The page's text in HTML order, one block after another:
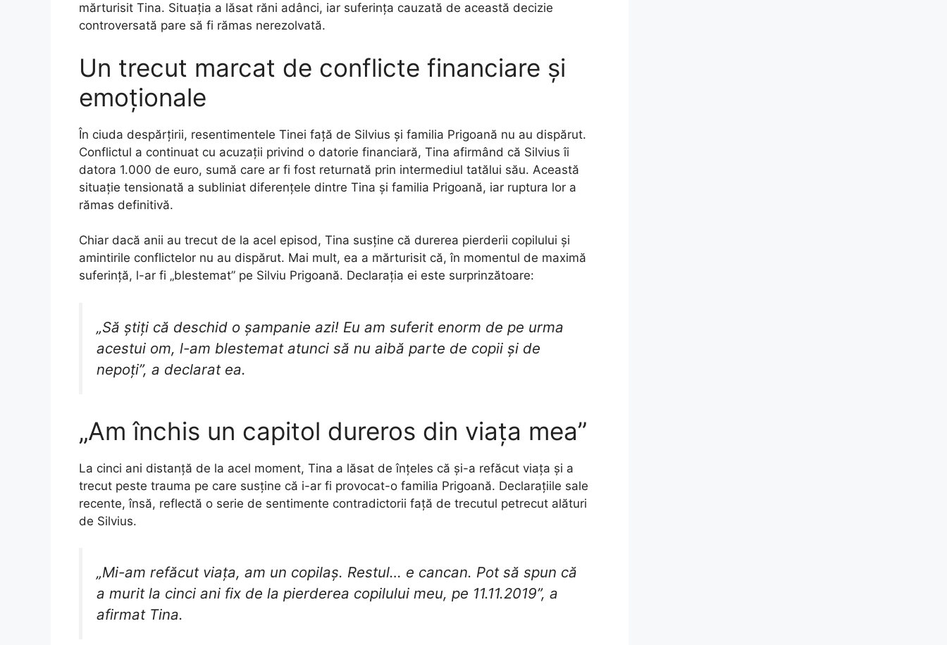
mărturisit Tina. Situația a lăsat răni adânci, iar suferința cauzată de această decizie
controversată pare să fi rămas nerezolvată.
Un trecut marcat de conflicte financiare și
emoționale
În ciuda despărțirii, resentimentele Tinei față de Silvius și familia Prigoană nu au dispărut.
Conflictul a continuat cu acuzații privind o datorie financiară, Tina afirmând că Silvius îi
datora 1.000 de euro, sumă care ar fi fost returnată prin intermediul tatălui său. Această
situație tensionată a subliniat diferențele dintre Tina și familia Prigoană, iar ruptura lor a
rămas definitivă.
Chiar dacă anii au trecut de la acel episod, Tina susține că durerea pierderii copilului și
amintirile conflictelor nu au dispărut. Mai mult, ea a mărturisit că, în momentul de maximă
suferință, l-ar fi „blestemat” pe Silviu Prigoană. Declarația ei este surprinzătoare:
„Să știți că deschid o șampanie azi! Eu am suferit enorm de pe urma
acestui om, l-am blestemat atunci să nu aibă parte de copii și de
nepoți”, a declarat ea.
„Am închis un capitol dureros din viața mea”
La cinci ani distanță de la acel moment, Tina a lăsat de înțeles că și-a refăcut viața și a
trecut peste trauma pe care susține că i-ar fi provocat-o familia Prigoană. Declarațiile sale
recente, însă, reflectă o serie de sentimente contradictorii față de trecutul petrecut alături
de Silvius.
„Mi-am refăcut viața, am un copilaș. Restul… e cancan. Pot să spun că
a murit la cinci ani fix de la pierderea copilului meu, pe 11.11.2019”, a
afirmat Tina.